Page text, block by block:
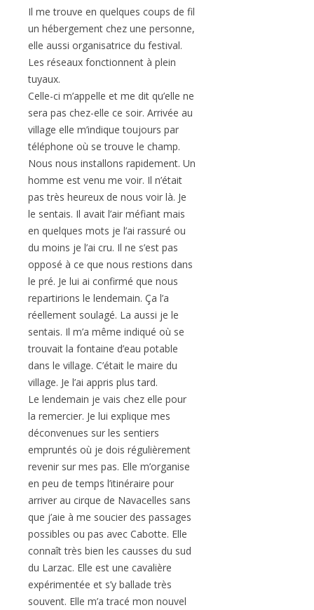
Il me trouve en quelques coups de fil
un hébergement chez une personne,
elle aussi organisatrice du festival.
Les réseaux fonctionnent à plein
tuyaux.
Celle-ci m’appelle et me dit qu’elle ne
sera pas chez-elle ce soir. Arrivée au
village elle m’indique toujours par
téléphone où se trouve le champ.
Nous nous installons rapidement. Un
homme est venu me voir. Il n’était
pas très heureux de nous voir là. Je
le sentais. Il avait l’air méfiant mais
en quelques mots je l’ai rassuré ou
du moins je l’ai cru. Il ne s’est pas
opposé à ce que nous restions dans
le pré. Je lui ai confirmé que nous
repartirions le lendemain. Ça l’a
réellement soulagé. La aussi je le
sentais. Il m’a même indiqué où se
trouvait la fontaine d’eau potable
dans le village. C’était le maire du
village. Je l’ai appris plus tard.
Le lendemain je vais chez elle pour
la remercier. Je lui explique mes
déconvenues sur les sentiers
empruntés où je dois régulièrement
revenir sur mes pas. Elle m’organise
en peu de temps l’itinéraire pour
arriver au cirque de Navacelles sans
que j’aie à me soucier des passages
possibles ou pas avec Cabotte. Elle
connaît très bien les causses du sud
du Larzac. Elle est une cavalière
expérimentée et s’y ballade très
souvent. Elle m’a tracé mon nouvel